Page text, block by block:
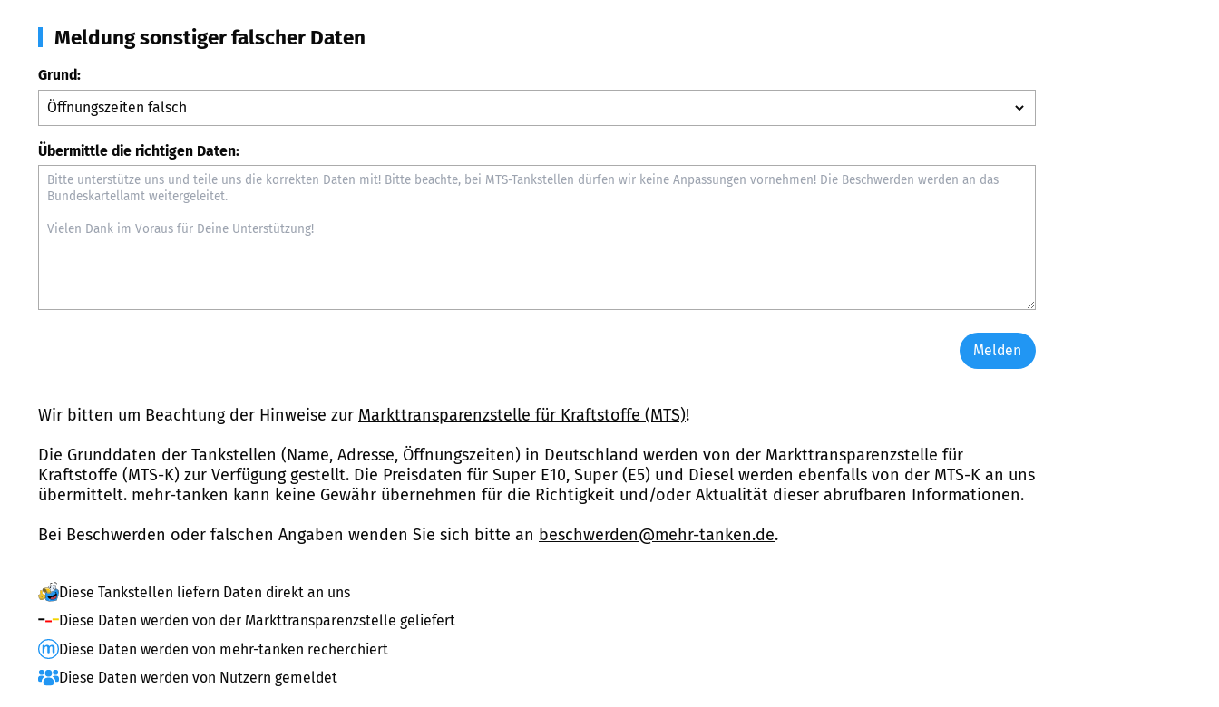
Meldung sonstiger falscher Daten
Grund:
Übermittle die richtigen Daten:
Melden
Wir bitten um Beachtung der Hinweise zur Markttransparenzstelle für Kraftstoffe (MTS)!
Die Grunddaten der Tankstellen (Name, Adresse, Öffnungszeiten) in Deutschland werden von der Markttransparenzstelle für
Kraftstoffe (MTS-K) zur Verfügung gestellt. Die Preisdaten für Super E10, Super (E5) und Diesel werden ebenfalls von der MTS-K an uns
übermittelt. mehr-tanken kann keine Gewähr übernehmen für die Richtigkeit und/oder Aktualität dieser abrufbaren Informationen.
Bei Beschwerden oder falschen Angaben wenden Sie sich bitte an beschwerden@mehr-tanken.de.
Diese Tankstellen liefern Daten direkt an uns
Diese Daten werden von der Markttransparenzstelle geliefert
Diese Daten werden von mehr-tanken recherchiert
Diese Daten werden von Nutzern gemeldet